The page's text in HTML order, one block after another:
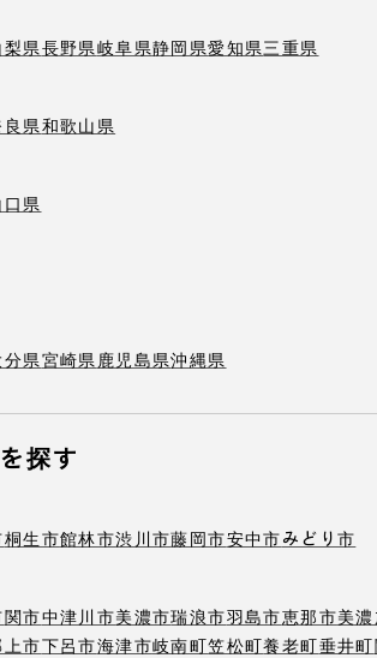
梨県長野県岐阜県静岡県愛知県三重県
県和歌山県
口県
分県宮崎県鹿児島県沖縄県
探す
桐生市館林市渋川市藤岡市安中市みどり市
関市中津川市美濃市瑞浪市羽島市恵那市美
市下呂市海津市岐南町笠松町養老町垂井町